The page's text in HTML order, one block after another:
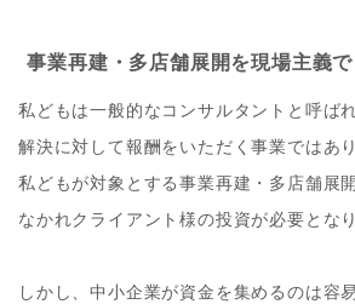
事業再建・多店舗展開を現場主義
私どもは一般的なコンサルタントと呼ば
解決に対して報酬をいただく事業ではあ
私どもが対象とする事業再建・多店舗展
なかれクライアント様の投資が必要となり
しかし、中小企業が資金を集めるのは容